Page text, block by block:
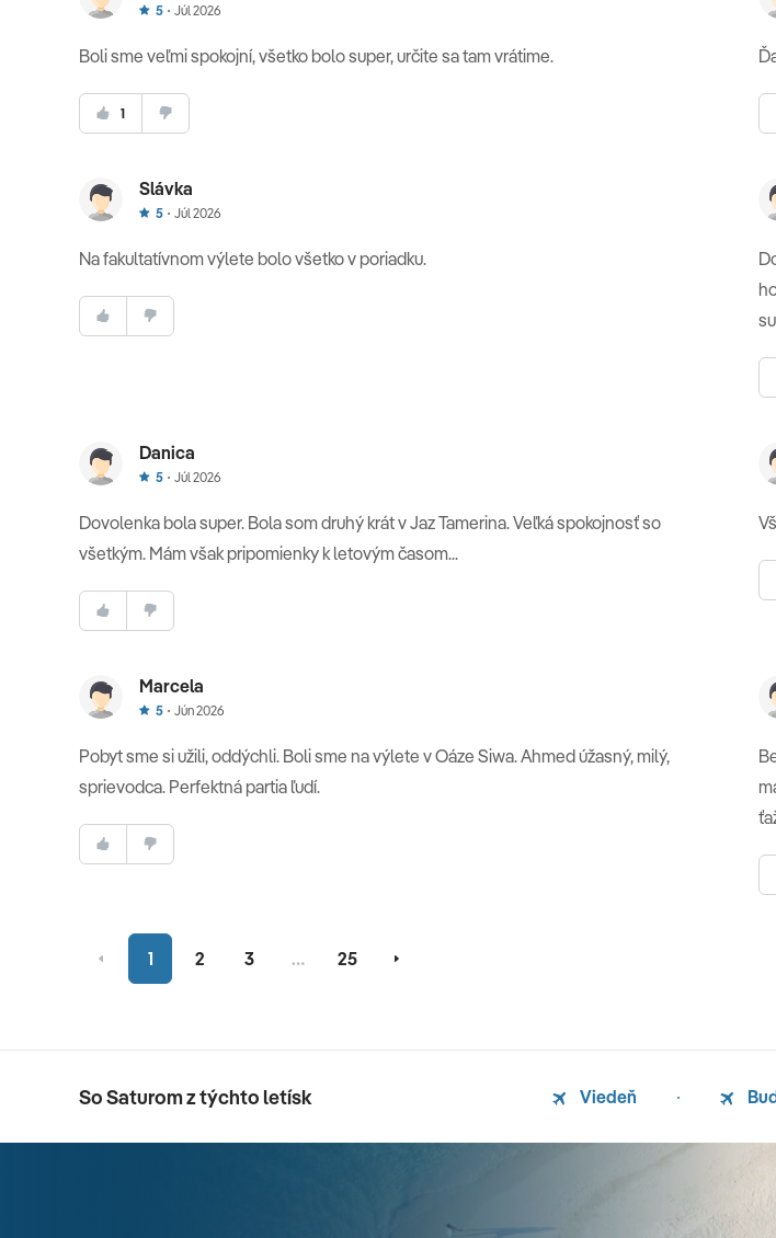
5 Júl 2026
Boli sme veľmi spokojní, všetko bolo super, určite sa tam vrátime.
1
Slávka
5 Júl 2026
Na fakultatívnom výlete bolo všetko v poriadku.
Danica
5 Júl 2026
Dovolenka bola super. Bola som druhý krát v Jaz Tamerina. Veľká spokojnosť so
všetkým. Mám však pripomienky k letovým časom...
Marcela
5 Jún 2026
Pobyt sme si užili, oddýchli. Boli sme na výlete v Oáze Siwa. Ahmed úžasný, milý,
sprievodca. Perfektná partia ľudí.
1 2 3 … 25
So Saturom z týchto letísk Viedeň